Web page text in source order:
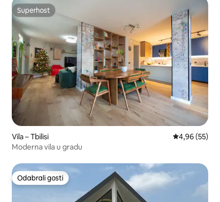
Superhost
Superhost
Vila – Tbilisi Prosječna
4,96 (55)
Moderna vila u gradu
Odabrali gosti
Odabrali gosti